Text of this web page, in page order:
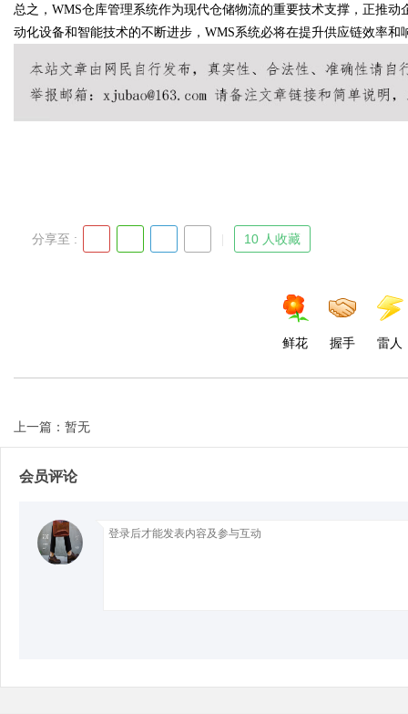
总之，WMS仓库管理系统作为现代仓储物流的重要技术支撑，正推
动化设备和智能技术的不断进步，WMS系统必将在提升供应链效率
分享至 : 10 人收藏
鲜花 握手 雷人
上一篇：暂无
会员评论